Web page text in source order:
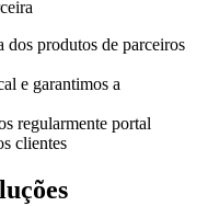
dos produtos de parceiros
e garantimos a
regularmente portal
clientes